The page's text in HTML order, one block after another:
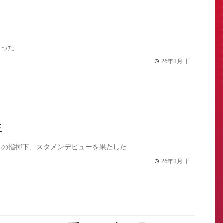
た
26年8月1日
指揮下、スタメンデビューを果たした
26年8月1日